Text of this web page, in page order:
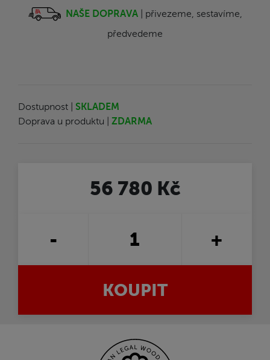
NAŠE DOPRAVA| přivezeme, sestavíme,
předvedeme
Dostupnost | SKLADEM
Doprava u produktu | ZDARMA
56 780 Kč
- +
KOUPIT